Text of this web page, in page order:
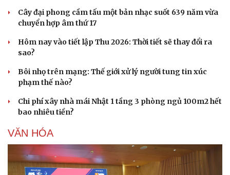
Sức khỏe
Dinh dưỡng - món ngon
Cây thuốc
Sản phụ khoa
Nhi khoa
Nam khoa
Tình yêu - Gia đình
Cây đại phong cầm tấu một bản nhạc suốt 639 năm vừa
chuyển hợp âm thứ 17
Hôm nay vào tiết lập Thu 2026: Thời tiết sẽ thay đổi ra
sao?
Bôi nhọ trên mạng: Thế giới xử lý người tung tin xúc
phạm thế nào?
Chi phí xây nhà mái Nhật 1 tầng 3 phòng ngủ 100m2 hết
bao nhiêu tiền?
VĂN HÓA